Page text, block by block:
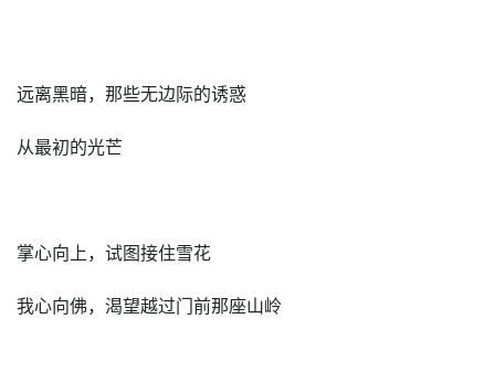
远离黑暗，那些无边际的诱惑
从最初的光芒
掌心向上，试图接住雪花
我心向佛，渴望越过门前那座山岭